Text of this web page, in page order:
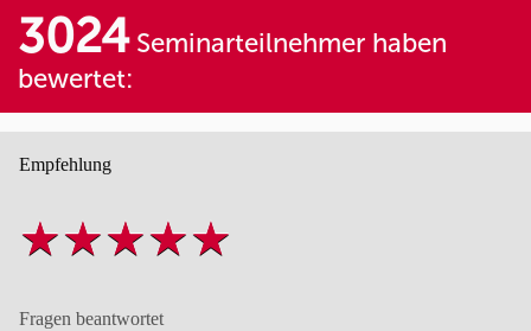
3024Seminarteilnehmer haben
bewertet:
Empfehlung
Fragen beantwortet